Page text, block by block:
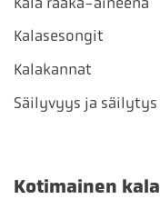
Kalasesongit
Kalakannat
Säilyvyys ja säilytys
Kotimainen kala